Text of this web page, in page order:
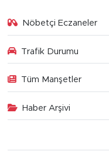
Nöbetçi Eczaneler
Trafik Durumu
Tüm Manşetler
Haber Arşivi